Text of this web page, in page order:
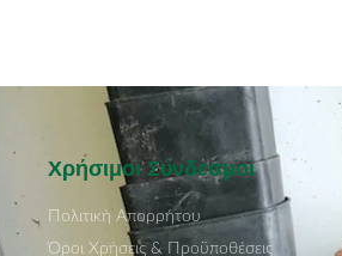
Χρήσιμοι Σύνδεσμοι
Πολιτική Απορρήτου
Όροι Χρήσεις & Προϋποθέσεις